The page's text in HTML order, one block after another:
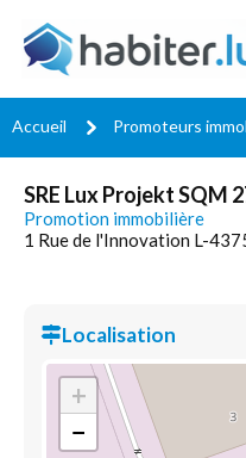
Accueil Promoteurs
SRE Lux Projekt SQM
Promotion immobilière
1 Rue de l'Innovation L-
Localisation
+
−